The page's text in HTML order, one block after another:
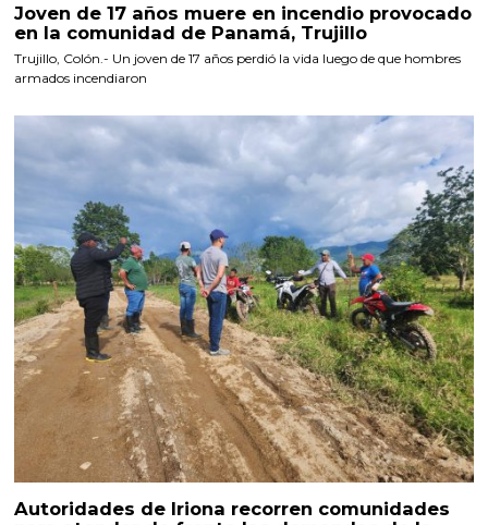
Joven de 17 años muere en incendio provocado
en la comunidad de Panamá, Trujillo
Trujillo, Colón.- Un joven de 17 años perdió la vida luego de que hombres
armados incendiaron
Autoridades de Iriona recorren comunidades